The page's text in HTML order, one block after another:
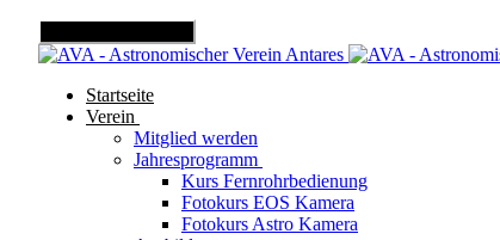
Startseite
Verein
Mitglied werden
Jahresprogramm
Kurs Fernrohrbedienung
Fotokurs EOS Kamera
Fotokurs Astro Kamera